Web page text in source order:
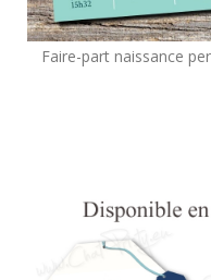
Faire-part naissance